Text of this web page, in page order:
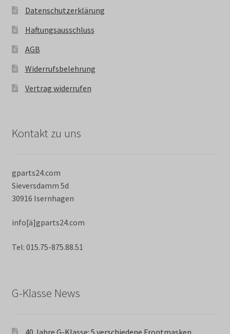
Datenschutzerklärung
Haftungsausschluss
AGB
Widerrufsbelehrung
Vertrag widerrufen
Kontakt zu uns
gparts24.com
Sieversdamm 5d
30916 Isernhagen
info[ä]gparts24.com
Tel: 015.75-875.88.51
G-Klasse News
40 Jahre G-Klasse: 5 verschiedene Frontmasken